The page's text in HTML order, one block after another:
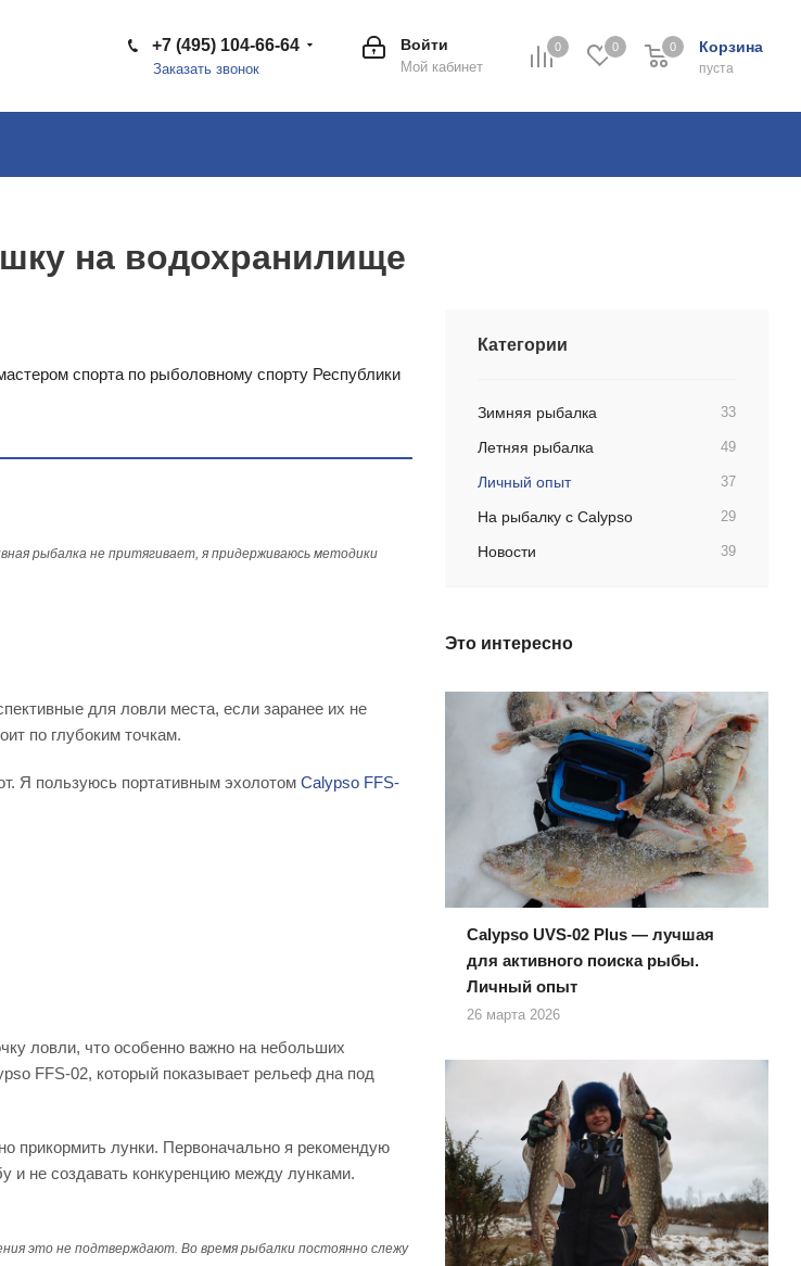
0 0 Корзина
0
пуста
0
Войти
Мой кабинет
+7 (495) 104-66-64
Заказать звонок
на водохранилище
спорта по рыболовному спорту Республики
рыбалка не притягивает, я придерживаюсь методики
для ловли места, если заранее их не
по глубоким точкам.
Я пользуюсь портативным эхолотом Calypso FFS-
ловли, что особенно важно на небольших
FFS-02, который показывает рельеф дна под
прикормить лунки. Первоначально я рекомендую
и не создавать конкуренцию между лунками.
это не подтверждают. Во время рыбалки постоянно слежу
Категории
Зимняя рыбалка 33
Летняя рыбалка 49
Личный опыт 37
На рыбалку с Calypso 29
Новости 39
Это интересно
Calypso UVS-02 Plus — лучшая
для активного поиска рыбы.
Личный опыт
26 марта 2026